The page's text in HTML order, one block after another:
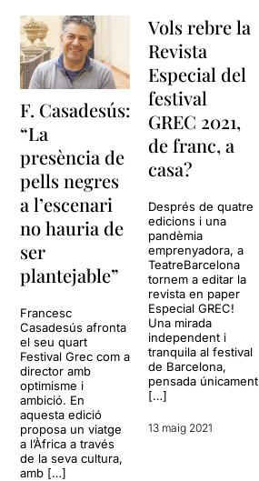
F. Casadesús:
“La
presència de
pells negres
a l’escenari
no hauria de
ser
plantejable”
Francesc
Casadesús afronta
el seu quart
Festival Grec com a
director amb
optimisme i
ambició. En
aquesta edició
proposa un viatge
a l’Àfrica a través
de la seva cultura,
amb […]
Vols rebre la
Revista
Especial del
festival
GREC 2021,
de franc, a
casa?
Després de quatre
edicions i una
pandèmia
emprenyadora, a
TeatreBarcelona
tornem a editar la
revista en paper
Especial GREC!
Una mirada
independent i
tranquila al festival
de Barcelona,
pensada únicament
[…]
13 maig 2021